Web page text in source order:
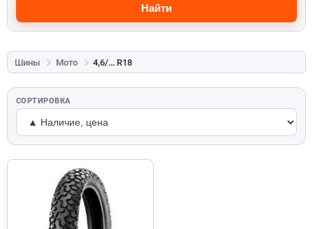
Найти
Шины Мото 4,6/… R18
СОРТИРОВКА